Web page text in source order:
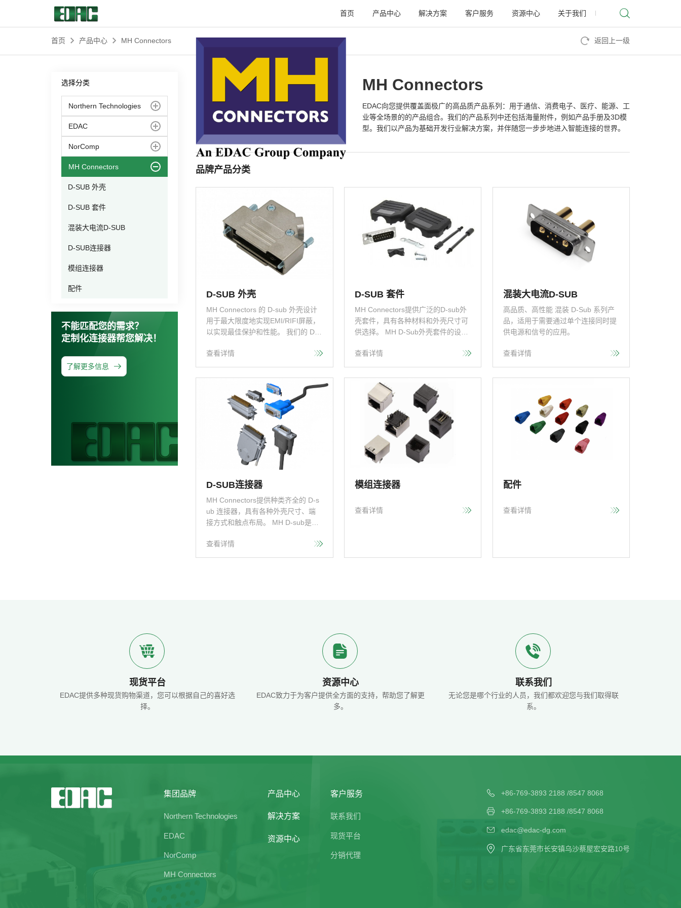
首页 产品中心 解决方案 客户服务 资源中心 关于我们
首页 产品中心 MH Connectors 返回上一级
选择分类
Northern Technologies
EDAC
NorComp
MH Connectors
D-SUB 外壳
D-SUB 套件
混装大电流D-SUB
D-SUB连接器
模组连接器
配件
不能匹配您的需求？
定制化连接器帮您解决！
了解更多信息
MH Connectors
EDAC向您提供覆盖面极广的高品质产品系列：用于通信、消费电子、医疗、能源、工
业等全场景的的产品组合。我们的产品系列中还包括海量附件，例如产品手册及3D模
型。我们以产品为基础开发行业解决方案，并伴随您一步步地进入智能连接的世界。
品牌产品分类
D-SUB 外壳
MH Connectors 的 D-sub 外壳设计
用于最大限度地实现EMI/RIFI屏蔽，
以实现最佳保护和性能。 我们的 D-s
提高连接稳定性，同时最大限度地减
轻线材应力。
查看详情
D-SUB 套件
MH Connectors提供广泛的D-sub外
壳套件，具有各种材料和外壳尺寸可
供选择。 MH D-Sub外壳套件的设计
ub连接器，外壳，以及所有内部五金
件。
查看详情
混装大电流D-SUB
高品质、高性能 混装 D-Sub 系列产
品，适用于需要通过单个连接同时提
供电源和信号的应用。
查看详情
D-SUB连接器
MH Connectors提供种类齐全的 D-s
ub 连接器，具有各种外壳尺寸、端
接方式和触点布局。 MH D-sub是对
的客户和应用的理想选择。
查看详情
模组连接器
查看详情
配件
查看详情
现货平台
EDAC提供多种现货购物渠道，您可以根据自己的喜好选
择。
资源中心
EDAC致力于为客户提供全方面的支持，帮助您了解更
多。
联系我们
无论您是哪个行业的人员，我们都欢迎您与我们取得联
系。
集团品牌
Northern Technologies
EDAC
NorComp
MH Connectors
产品中心
解决方案
资源中心
客户服务
联系我们
现货平台
分销代理
+86-769-3893 2188 /8547 8068
+86-769-3893 2188 /8547 8068
edac@edac-dg.com
广东省东莞市长安镇乌沙蔡屋宏安路10号